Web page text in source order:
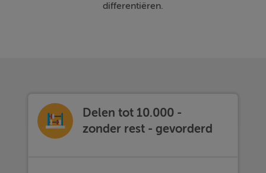
differentiëren.
Delen tot 10.000 -
zonder rest - gevorderd